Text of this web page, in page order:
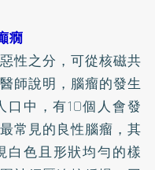
癇
性之分，可從核磁共
師說明，腦瘤的發生
口中，有10個人會發
常見的良性腦瘤，其
白色且形狀均勻的樣